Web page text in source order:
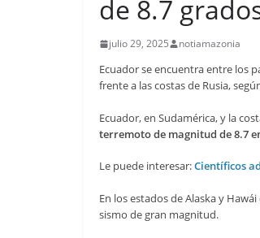
de 8.7
julio 29, 2025 notiamazonia
Ecuador se encuentra entre los
frente a las costas de Rusia,
Ecuador, en Sudamérica, y la
terremoto de magnitud de 8.7
Le puede interesar:Científicos
En los estados de Alaska y
sismo de gran magnitud.